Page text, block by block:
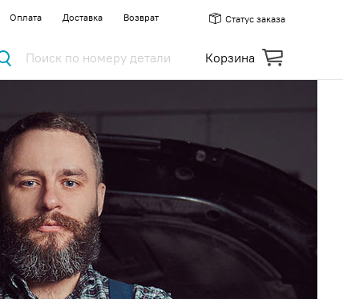
Оплата Доставка Возврат Статус заказа
Корзина
Поиск по номеру детали